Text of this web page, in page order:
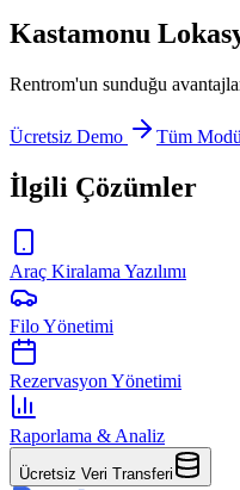
Kastamonu
Rentrom'un sunduğu
Ücretsiz Demo Tüm
İlgili Çözümler
Araç Kiralama Yazılımı
Filo Yönetimi
Rezervasyon Yönetimi
Raporlama & Analiz
Ücretsiz Veri Transferi